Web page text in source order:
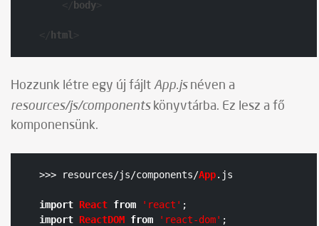
body
html
Hozzunk létre egy új fájlt App.jsnéven a
resources/js/componentskönyvtárba. Ez lesz a fő
komponensünk.
>>> resources/js/components/App. js
import React from 'react'
import ReactDOM from 'react-dom' ;